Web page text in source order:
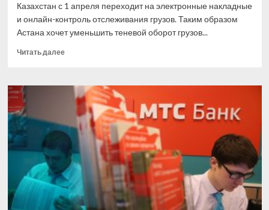
Казахстан с 1 апреля переходит на электронные накладные
и онлайн-контроль отслеживания грузов. Таким образом
Астана хочет уменьшить теневой оборот грузов...
Читать далееПрочитать
Казахстан
может
урезать
России
параллельный
импорт